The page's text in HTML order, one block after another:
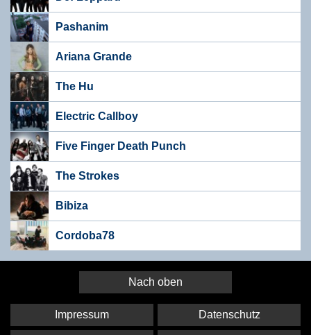
Pashanim
Ariana Grande
The Hu
Electric Callboy
Five Finger Death Punch
The Strokes
Bibiza
Cordoba78
Nach oben
Impressum Datenschutz